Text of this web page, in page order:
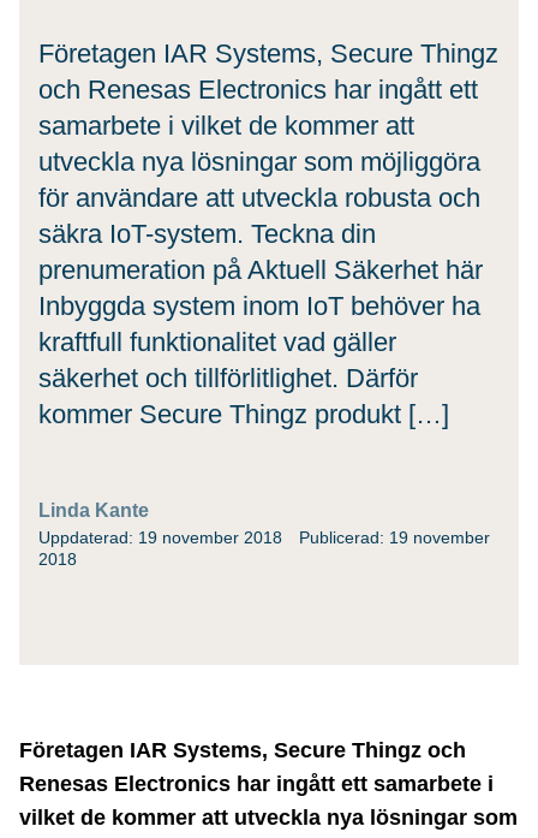
Företagen IAR Systems, Secure Thingz
och Renesas Electronics har ingått ett
samarbete i vilket de kommer att
utveckla nya lösningar som möjliggöra
för användare att utveckla robusta och
säkra IoT-system. Teckna din
prenumeration på Aktuell Säkerhet här
Inbyggda system inom IoT behöver ha
kraftfull funktionalitet vad gäller
säkerhet och tillförlitlighet. Därför
kommer Secure Thingz produkt […]
Linda Kante
Uppdaterad: 19 november 2018
Publicerad: 19 november
2018
Företagen IAR Systems, Secure Thingz och
Renesas Electronics har ingått ett samarbete i
vilket de kommer att utveckla nya lösningar som